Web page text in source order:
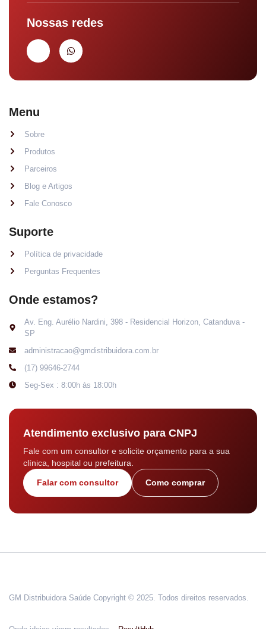
Nossas redes
Menu
Sobre
Produtos
Parceiros
Blog e Artigos
Fale Conosco
Suporte
Política de privacidade
Perguntas Frequentes
Onde estamos?
Av. Eng. Aurélio Nardini, 398 - Residencial Horizon, Catanduva -
SP
administracao@gmdistribuidora.com.br
(17) 99646-2744
Seg-Sex : 8:00h às 18:00h
Atendimento exclusivo para CNPJ
Fale com um consultor e solicite orçamento para a sua
clínica, hospital ou prefeitura.
Falar com consultor Como comprar
GM Distribuidora Saúde Copyright © 2025. Todos direitos reservados.